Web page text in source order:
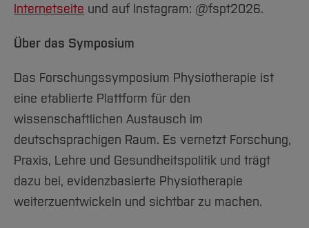
Internetseite und auf Instagram: @fspt2026.
Über das Symposium
Das Forschungssymposium Physiotherapie ist
eine etablierte Plattform für den
wissenschaftlichen Austausch im
deutschsprachigen Raum. Es vernetzt Forschung,
Praxis, Lehre und Gesundheitspolitik und trägt
dazu bei, evidenzbasierte Physiotherapie
weiterzuentwickeln und sichtbar zu machen.